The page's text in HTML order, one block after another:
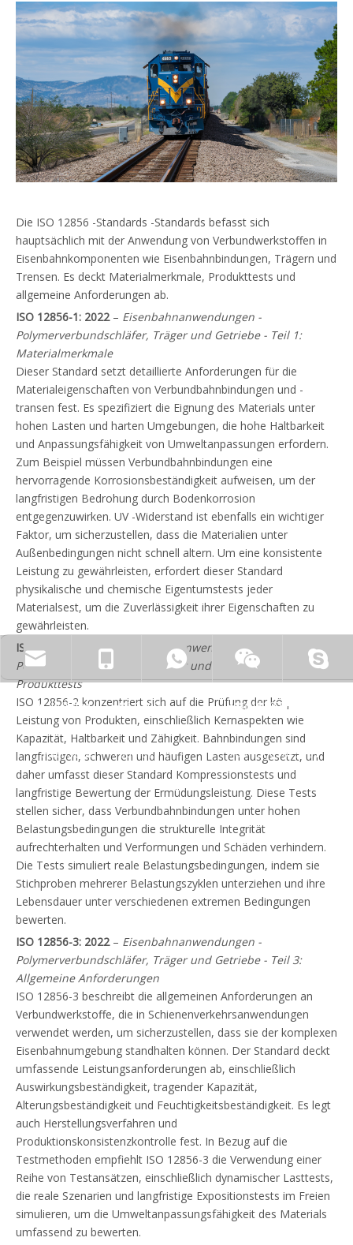
Die ISO 12856 -Standards -Standards befasst sich
hauptsächlich mit der Anwendung von Verbundwerkstoffen in
Eisenbahnkomponenten wie Eisenbahnbindungen, Trägern und
Trensen. Es deckt Materialmerkmale, Produkttests und
allgemeine Anforderungen ab.
ISO 12856-1: 2022– Eisenbahnanwendungen -
Polymerverbundschläfer, Träger und Getriebe - Teil 1:
Materialmerkmale
Dieser Standard setzt detaillierte Anforderungen für die
Materialeigenschaften von Verbundbahnbindungen und -
transen fest. Es spezifiziert die Eignung des Materials unter
hohen Lasten und harten Umgebungen, die hohe Haltbarkeit
und Anpassungsfähigkeit von Umweltanpassungen erfordern.
Zum Beispiel müssen Verbundbahnbindungen eine
hervorragende Korrosionsbeständigkeit aufweisen, um der
langfristigen Bedrohung durch Bodenkorrosion
entgegenzuwirken. UV -Widerstand ist ebenfalls ein wichtiger
Faktor, um sicherzustellen, dass die Materialien unter
Außenbedingungen nicht schnell altern. Um eine konsistente
Leistung zu gewährleisten, erfordert dieser Standard
physikalische und chemische Eigentumstests jeder
Materialsest, um die Zuverlässigkeit ihrer Eigenschaften zu
gewährleisten.
ISO 12856-2: 2020–
Eisenbahnanwendungen -
Polymerverbundschläfer, Träger und Getriebe - Teil 2:
Produkttests
ISO 12856-2 konzentriert sich auf die Prüfung der körperlichen
Leistung von Produkten, einschließlich Kernaspekten wie
Kapazität, Haltbarkeit und Zähigkeit. Bahnbindungen sind
langfristigen, schweren und häufigen Lasten ausgesetzt, und
daher umfasst dieser Standard Kompressionstests und
langfristige Bewertung der Ermüdungsleistung. Diese Tests
stellen sicher, dass Verbundbahnbindungen unter hohen
Belastungsbedingungen die strukturelle Integrität
aufrechterhalten und Verformungen und Schäden verhindern.
Die Tests simuliert reale Belastungsbedingungen, indem sie
Stichproben mehrerer Belastungszyklen unterziehen und ihre
Lebensdauer unter verschiedenen extremen Bedingungen
bewerten.
ISO 12856-3: 2022– Eisenbahnanwendungen -
Polymerverbundschläfer, Träger und Getriebe - Teil 3:
Allgemeine Anforderungen
ISO 12856-3 beschreibt die allgemeinen Anforderungen an
Verbundwerkstoffe, die in Schienenverkehrsanwendungen
verwendet werden, um sicherzustellen, dass sie der komplexen
Eisenbahnumgebung standhalten können. Der Standard deckt
umfassende Leistungsanforderungen ab, einschließlich
Auswirkungsbeständigkeit, tragender Kapazität,
Alterungsbeständigkeit und Feuchtigkeitsbeständigkeit. Es legt
auch Herstellungsverfahren und
Produktionskonsistenzkontrolle fest. In Bezug auf die
Testmethoden empfiehlt ISO 12856-3 die Verwendung einer
Reihe von Testansätzen, einschließlich dynamischer Lasttests,
die reale Szenarien und langfristige Expositionstests im Freien
simulieren, um die Umweltanpassungsfähigkeit des Materials
umfassend zu bewerten.
zhyfrp@zhyfrp.com.cn
sale@zhyfrp.com.cn
sale03@zhyfrp.com.cn
+86 15801078718
+86 15005619161
+86 18297984288
+86 15005619161
+86 18297984288
+86 15005619161